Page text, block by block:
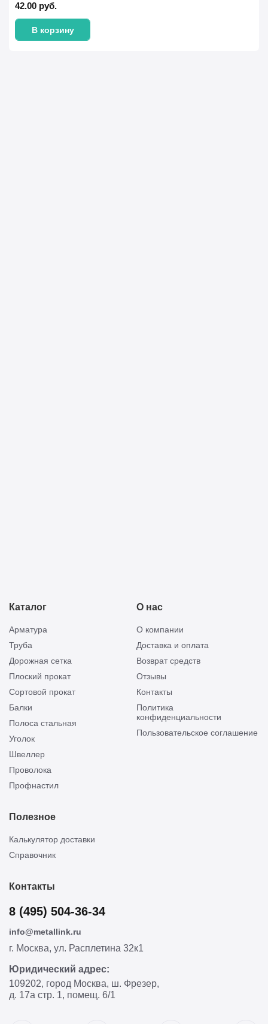
42.00 руб.
В корзину
Каталог
Арматура
Труба
Дорожная сетка
Плоский прокат
Сортовой прокат
Балки
Полоса стальная
Уголок
Швеллер
Проволока
Профнастил
О нас
О компании
Доставка и оплата
Возврат средств
Отзывы
Контакты
Политика
конфиденциальности
Пользовательское соглашение
Полезное
Калькулятор доставки
Справочник
Контакты
8 (495) 504-36-34
info@metallink.ru
г. Москва, ул. Расплетина 32к1
Юридический адрес:
109202, город Москва, ш. Фрезер,
д. 17а стр. 1, помещ. 6/1